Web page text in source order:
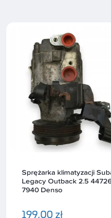
Alternator Subaru Legacy
Outback 2.5 23700 AA520
Mitsubishi
278,00 zł